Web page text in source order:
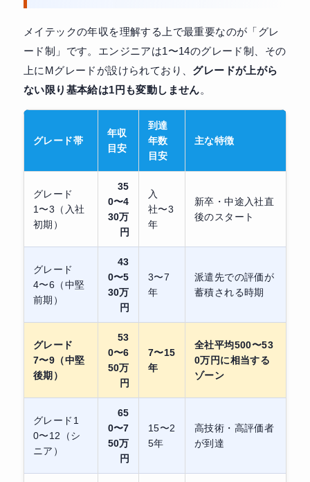
メイテックの年収を理解する上で最重要なのが「グレ
ード制」です。エンジニアは1〜14のグレード制、その
上にMグレードが設けられており、 グレードが上がら
ない限り基本給は1円も変動しません。
グレード帯
年収
目安
到達
年数
目安
主な特徴
グレード
1〜3（入社
初期）
35
0〜4
30万
円
入
社〜3
年
新卒・中途入社直
後のスタート
グレード
4〜6（中堅
前期）
43
0〜5
30万
円
3〜7
年
派遣先での評価が
蓄積される時期
グレード
7〜9（中堅
後期）
53
0〜6
50万
円
7〜15
年
全社平均500〜53
0万円に相当する
ゾーン
グレード1
0〜12（シ
ニア）
65
0〜7
50万
円
15〜2
5年
高技術・高評価者
が到達